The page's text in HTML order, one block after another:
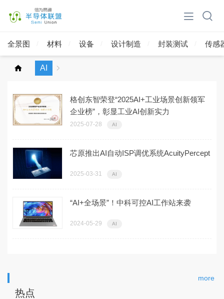
全景图 材料 设备 设计制造 封装测试 传感
AI
格创东智荣登“2025AI+工业场景创新领军
企业榜”，彰显工业AI创新实力
2025-07-28 AI
芯原推出AI自动ISP调优系统AcuityPercept
2025-03-31 AI
“AI+全场景”！中科可控AI工作站来袭
2024-05-29 AI
热点
more